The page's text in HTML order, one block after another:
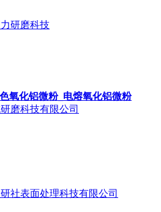
研磨科技
氧化铝微粉_电熔氧化铝微粉
磨科技有限公司
社表面处理科技有限公司